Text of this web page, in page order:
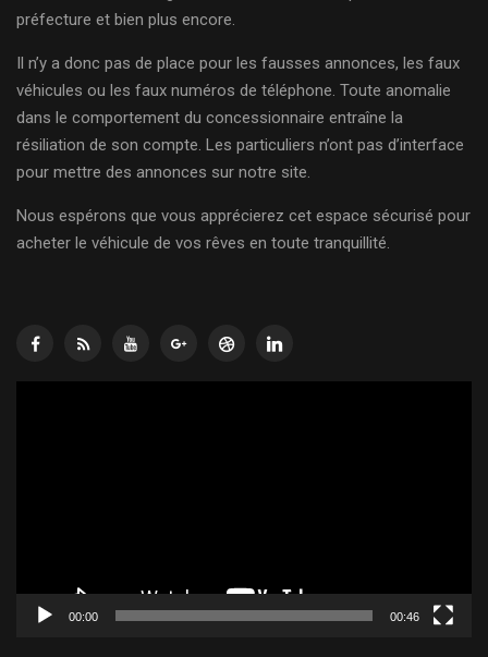
préfecture et bien plus encore.
Il n’y a donc pas de place pour les fausses annonces, les faux
véhicules ou les faux numéros de téléphone. Toute anomalie
dans le comportement du concessionnaire entraîne la
résiliation de son compte. Les particuliers n’ont pas d’interface
pour mettre des annonces sur notre site.
Nous espérons que vous apprécierez cet espace sécurisé pour
acheter le véhicule de vos rêves en toute tranquillité.
00:00 00:46